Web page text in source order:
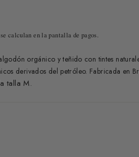
se calculan en la pantalla de pagos.
orgánico y teñido con tintes
derivados del petróleo. Fabricada en
talla M.